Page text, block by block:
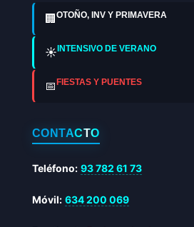
🏢OTOÑO, INV Y PRIMAVERA
☀️ INTENSIVO DE VERANO
📅 FIESTAS Y PUENTES
CONTACTO
Teléfono: 93 782 61 73
Móvil: 634 200 069